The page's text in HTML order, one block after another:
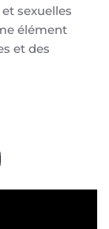
sexuelles
élément
et des